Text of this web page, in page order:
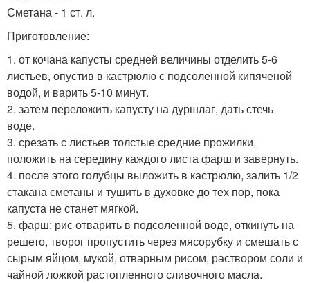
Сметана - 1 ст. л.
Приготовление:
1. от кочана капусты средней величины отделить 5-6
листьев, опустив в кастрюлю с подсоленной кипяченой
водой, и варить 5-10 минут.
2. затем переложить капусту на дуршлаг, дать стечь
воде.
3. срезать с листьев толстые средние прожилки,
положить на середину каждого листа фарш и завернуть.
4. после этого голубцы выложить в кастрюлю, залить 1/2
стакана сметаны и тушить в духовке до тех пор, пока
капуста не станет мягкой.
5. фарш: рис отварить в подсоленной воде, откинуть на
решето, творог пропустить через мясорубку и смешать с
сырым яйцом, мукой, отварным рисом, раствором соли и
чайной ложкой растопленного сливочного масла.